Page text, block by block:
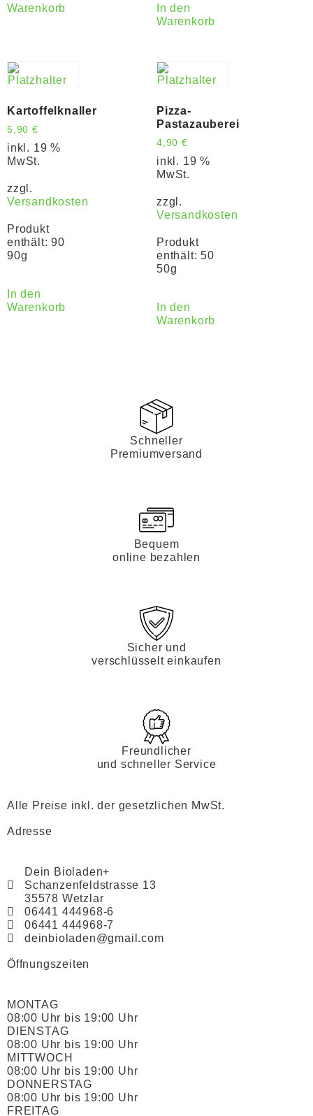
Warenkorb
In den
Warenkorb
Kartoffelknaller
5,90 €
inkl. 19 %
MwSt.
zzgl.
Versandkosten
Produkt
enthält: 90
90g
In den
Warenkorb
Pizza-
Pastazauberei
4,90 €
inkl. 19 %
MwSt.
zzgl.
Versandkosten
Produkt
enthält: 50
50g
In den
Warenkorb
Schneller
Premiumversand
Bequem
online bezahlen
Sicher und
verschlüsselt einkaufen
Freundlicher
und schneller Service
Alle Preise inkl. der gesetzlichen MwSt.
Adresse
Dein Bioladen+
Schanzenfeldstrasse 13
35578 Wetzlar
06441 444968-6
06441 444968-7
deinbioladen@gmail.com
Öffnungszeiten
MONTAG
08:00 Uhr bis 19:00 Uhr
DIENSTAG
08:00 Uhr bis 19:00 Uhr
MITTWOCH
08:00 Uhr bis 19:00 Uhr
DONNERSTAG
08:00 Uhr bis 19:00 Uhr
FREITAG